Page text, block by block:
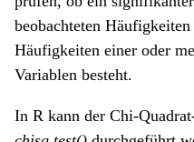
beobachteten
Häufigkeiten einer oder
Variablen besteht.
In R kann der Chi-